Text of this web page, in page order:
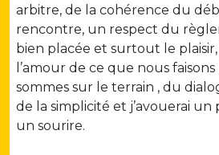
arbitre, de la cohérence du
rencontre, un respect du
bien placée et surtout le
l’amour de ce que nous
sommes sur le terrain , du
de la simplicité et j’avouerai
un sourire.